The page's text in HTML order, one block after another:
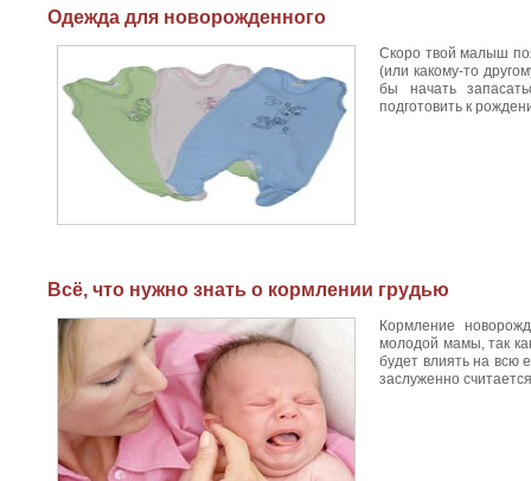
Одежда для новорожденного
Скоро твой малыш
(или какому-то
бы начать
подготовить к
Всё, что нужно знать о кормлении грудью
Кормление
молодой мамы, так
будет влиять на всю
заслуженно